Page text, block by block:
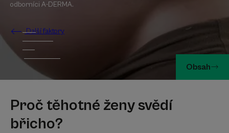
odborníci A-DERMA.
Další faktory
Obsah
Proč těhotné ženy svědí
břicho?